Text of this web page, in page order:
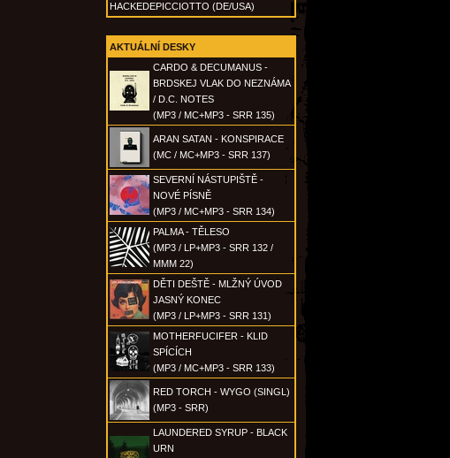
HACKEDEPICCIOTTO (DE/USA)
AKTUÁLNÍ DESKY
CARDO & DECUMANUS -
BRDSKEJ VLAK DO NEZNÁMA
/ D.C. NOTES
(MP3 / MC+MP3 - SRR 135)
ARAN SATAN - KONSPIRACE
(MC / MC+MP3 - SRR 137)
SEVERNÍ NÁSTUPIŠTĚ -
NOVÉ PÍSNĚ
(MP3 / MC+MP3 - SRR 134)
PALMA - TĚLESO
(MP3 / LP+MP3 - SRR 132 /
MMM 22)
DĚTI DEŠTĚ - MLŽNÝ ÚVOD
JASNÝ KONEC
(MP3 / LP+MP3 - SRR 131)
MOTHERFUCIFER - KLID
SPÍCÍCH
(MP3 / MC+MP3 - SRR 133)
RED TORCH - WYGO (SINGL)
(MP3 - SRR)
LAUNDERED SYRUP - BLACK
URN